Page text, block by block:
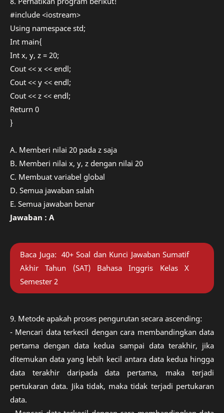
#include <iostream>
Using namespace std;
Int main{
Int x, y, z = 20;
Cout << x << endl;
Cout << y << endl;
Cout << z << endl;
Return 0
}
A. Memberi nilai 20 pada z saja
B. Memberi nilai x, y, z dengan nilai 20
C. Membuat variabel global
D. Semua jawaban salah
E. Semua jawaban benar
Jawaban : A
Baca Juga: 40+ Soal dan Kunci Jawaban Sumatif
Akhir Tahun (SAT) Bahasa Inggris Kelas X
Semester 2
9. Metode apakah proses pengurutan secara ascending:
- Mencari data terkecil dengan cara membandingkan data
pertama dengan data kedua sampai data terakhir, jika
ditemukan data yang lebih kecil antara data kedua hingga
data terakhir daripada data pertama, maka terjadi
pertukaran data. Jika tidak, maka tidak terjadi pertukaran
data.